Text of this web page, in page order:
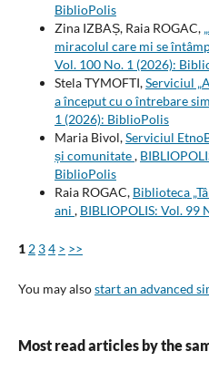
BiblioPolis
Zina IZBAȘ, Raia ROGAC,
miracolul care mi se
Vol. 100 No. 1 (2026):
Stela TYMOFTI,Serviciul
a început cu o întrebare
1 (2026): BiblioPolis
Maria Bivol,Serviciul
și comunitate,
BiblioPolis
Raia ROGAC, Biblioteca
ani , BIBLIOPOLIS: Vol. 99
1 2 34 > >>
You may alsostart an advanced
Most read articles by the